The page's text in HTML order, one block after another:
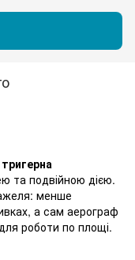
тригерна
та подвійною дією.
менше
а сам аерограф
роботи по площі.